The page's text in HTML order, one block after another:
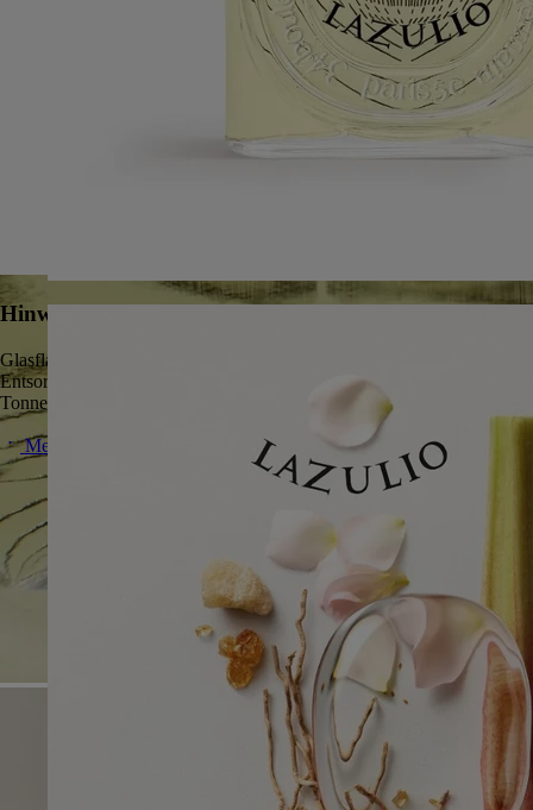
Hinweise zur Mülltrennung
Glasflakon und Umkarton sind recycelbar.
Entsorgen Sie sie in den jeweils dafür vorgesehenen Containern oder
Tonnen.
Mehr dazu